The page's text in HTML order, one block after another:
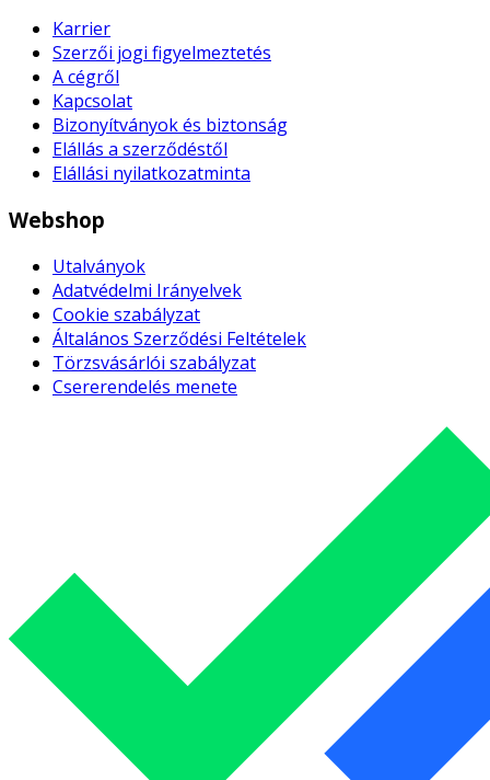
Karrier
Szerzői jogi figyelmeztetés
A cégről
Kapcsolat
Bizonyítványok és biztonság
Elállás a szerződéstől
Elállási nyilatkozatminta
Webshop
Utalványok
Adatvédelmi Irányelvek
Cookie szabályzat
Általános Szerződési Feltételek
Törzsvásárlói szabályzat
Csererendelés menete